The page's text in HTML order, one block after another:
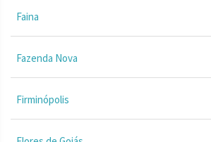
Faina
Fazenda Nova
Firminópolis